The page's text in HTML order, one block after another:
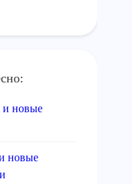
и новые
новые